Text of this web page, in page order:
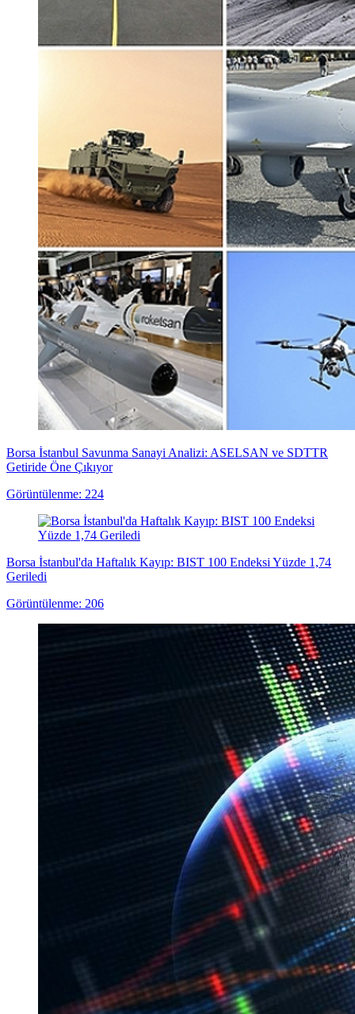
Borsa İstanbul Savunma Sanayi Analizi: ASELSAN ve SDTTR
Getiride Öne Çıkıyor
Görüntülenme: 224
Borsa İstanbul'da Haftalık Kayıp: BIST 100 Endeksi Yüzde 1,74
Geriledi
Görüntülenme: 206